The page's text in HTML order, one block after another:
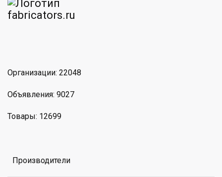
Организации: 22048
Объявления: 9027
Товары: 12699
Производители